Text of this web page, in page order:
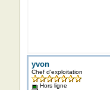
yvon
Chef d'exploitation
Hors ligne